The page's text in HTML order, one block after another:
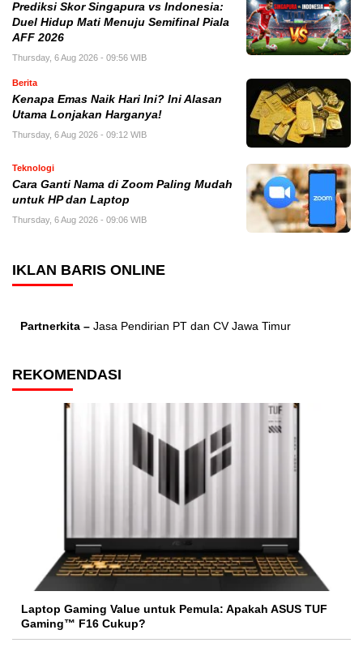
Prediksi Skor Singapura vs Indonesia:
Duel Hidup Mati Menuju Semifinal Piala
AFF 2026
Thursday, 6 Aug 2026 - 09:56 WIB
Berita
Kenapa Emas Naik Hari Ini? Ini Alasan
Utama Lonjakan Harganya!
Thursday, 6 Aug 2026 - 09:12 WIB
Teknologi
Cara Ganti Nama di Zoom Paling Mudah
untuk HP dan Laptop
Thursday, 6 Aug 2026 - 09:06 WIB
IKLAN BARIS ONLINE
Partnerkita – Jasa Pendirian PT dan CV Jawa Timur
REKOMENDASI
Laptop Gaming Value untuk Pemula: Apakah ASUS TUF
Gaming™ F16 Cukup?